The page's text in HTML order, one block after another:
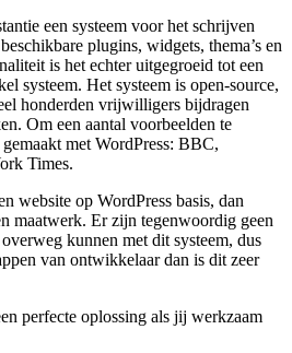
een systeem voor het schrijven
plugins, widgets, thema’s en
is het echter uitgegroeid tot een
systeem. Het systeem is open-source,
honderden vrijwilligers bijdragen
Om een aantal voorbeelden te
met WordPress: BBC,
Times.
website op WordPress basis, dan
maatwerk. Er zijn tegenwoordig geen
kunnen met dit systeem, dus
van ontwikkelaar dan is dit zeer
perfecte oplossing als jij werkzaam